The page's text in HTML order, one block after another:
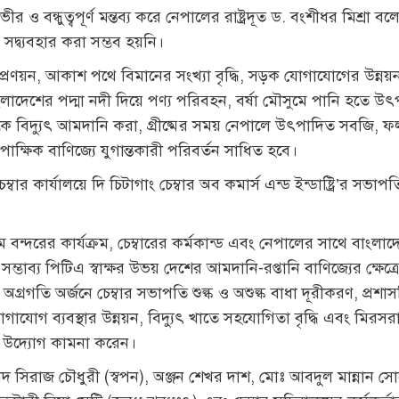
ও বন্ধুত্বপূর্ণ মন্তব্য করে নেপালের রাষ্ট্রদূত ড. বংশীধর মিশ্রা
করা সম্ভব হয়নি।
আকাশ পথে বিমানের সংখ্যা বৃদ্ধি, সড়ক যোগাযোগের
পদ্মা নদী দিয়ে পণ্য পরিবহন, বর্ষা মৌসুমে পানি হতে
বিদ্যুৎ আমদানি করা, গ্রীষ্মের সময় নেপালে উৎপাদিত সবজি,
বাণিজ্যে যুগান্তকারী পরিবর্তন সাধিত হবে।
কার্যালয়ে দি চিটাগাং চেম্বার অব কমার্স এন্ড ইন্ডাষ্ট্রি’র
কার্যক্রম, চেম্বারের কর্মকান্ড এবং নেপালের সাথে
পিটিএ স্বাক্ষর উভয় দেশের আমদানি-রপ্তানি বাণিজ্যের
অর্জনে চেম্বার সভাপতি শুল্ক ও অশুল্ক বাধা দূরীকরণ,
ব্যবস্থার উন্নয়ন, বিদ্যুৎ খাতে সহযোগিতা বৃদ্ধি এবং
উদ্যোগ কামনা করেন।
সিরাজ চৌধুরী (স্বপন), অঞ্জন শেখর দাশ, মোঃ আবদুল মান্নান